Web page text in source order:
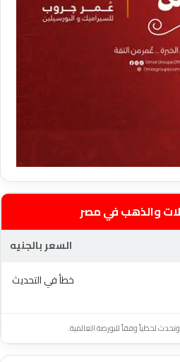
والذهب في مصر
السعر بالجنيه
خطأ في التحديث
لحظياً وفقاً للبورصة العالمية.